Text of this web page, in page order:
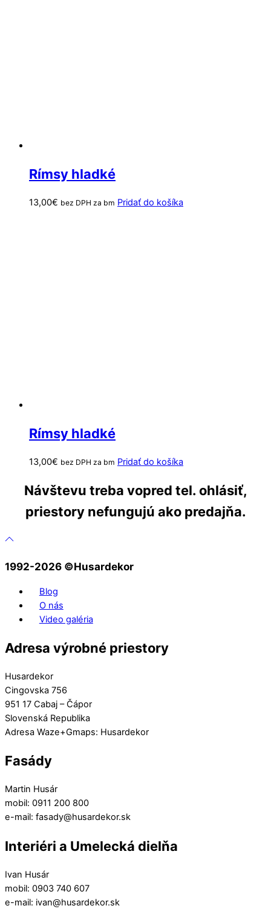
Rímsy hladké
13,00€ bez DPH za bm Pridať do košíka
Rímsy hladké
13,00€ bez DPH za bm Pridať do košíka
Návštevu treba vopred tel. ohlásiť,
priestory nefungujú ako predajňa.
1992-2026 ©️Husardekor
Blog
O nás
Video galéria
Adresa výrobné priestory
Husardekor
Cingovska 756
951 17 Cabaj – Čápor
Slovenská Republika
Adresa Waze+Gmaps: Husardekor
Fasády
Martin Husár
mobil: 0911 200 800
e-mail: fasady@husardekor.sk
Interiéri a Umelecká dielňa
Ivan Husár
mobil: 0903 740 607
e-mail: ivan@husardekor.sk